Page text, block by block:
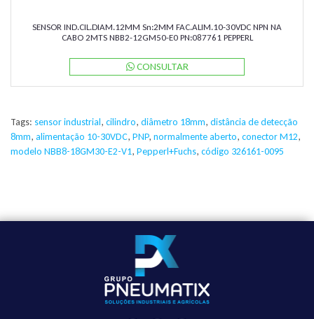
SENSOR IND.CIL.DIAM.12MM Sn:2MM FAC.ALIM.10-30VDC NPN NA
CABO 2MTS NBB2-12GM50-E0 PN:087761 PEPPERL
CONSULTAR
Tags: sensor industrial, cilindro, diâmetro 18mm, distância de detecção
8mm, alimentação 10-30VDC, PNP, normalmente aberto, conector M12,
modelo NBB8-18GM30-E2-V1, Pepperl+Fuchs, código 326161-0095